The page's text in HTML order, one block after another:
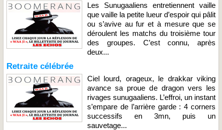
Les Sunugaaliens entretiennent vaille
que vaille la petite lueur d’espoir qui pâlit
ou s’avive au fur et à mesure que se
déroulent les matchs du troisième tour
des groupes. C’est connu, après
deux...
Retraite célébrée
Ciel lourd, orageux, le drakkar viking
avance sa proue de dragon vers les
rivages sunugaaliens. L’effroi, un instant
s’empare de l’arrière garde : 4 corners
successifs en 3mn, puis un
sauvetage...